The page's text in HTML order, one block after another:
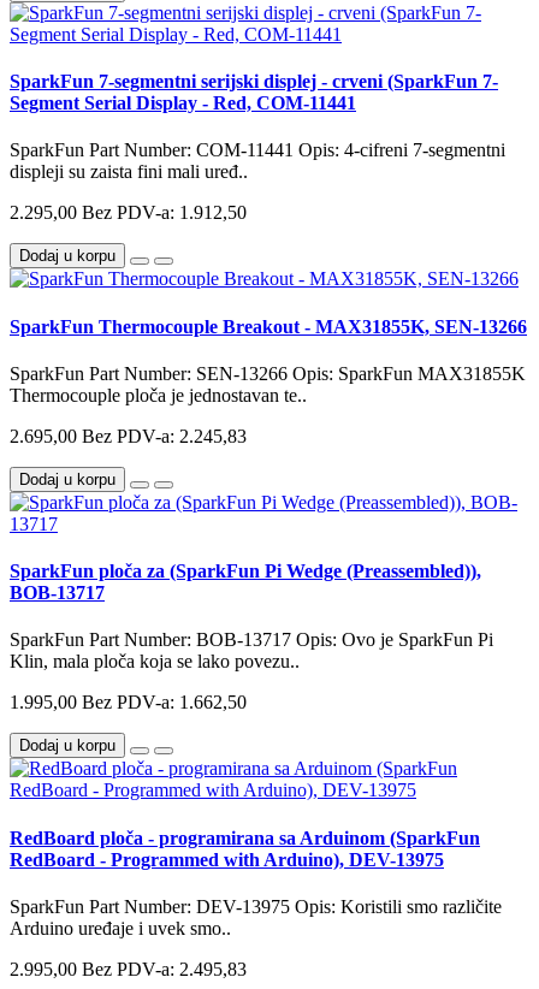
SparkFun 7-segmentni serijski displej - crveni (SparkFun 7-
Segment Serial Display - Red, COM-11441
SparkFun Part Number: COM-11441 Opis: 4-cifreni 7-segmentni
displeji su zaista fini mali uređ..
2.295,00 Bez PDV-a: 1.912,50
Dodaj u korpu
SparkFun Thermocouple Breakout - MAX31855K, SEN-13266
SparkFun Part Number: SEN-13266 Opis: SparkFun MAX31855K
Thermocouple ploča je jednostavan te..
2.695,00 Bez PDV-a: 2.245,83
Dodaj u korpu
SparkFun ploča za (SparkFun Pi Wedge (Preassembled)),
BOB-13717
SparkFun Part Number: BOB-13717 Opis: Ovo je SparkFun Pi
Klin, mala ploča koja se lako povezu..
1.995,00 Bez PDV-a: 1.662,50
Dodaj u korpu
RedBoard ploča - programirana sa Arduinom (SparkFun
RedBoard - Programmed with Arduino), DEV-13975
SparkFun Part Number: DEV-13975 Opis: Koristili smo različite
Arduino uređaje i uvek smo..
2.995,00 Bez PDV-a: 2.495,83